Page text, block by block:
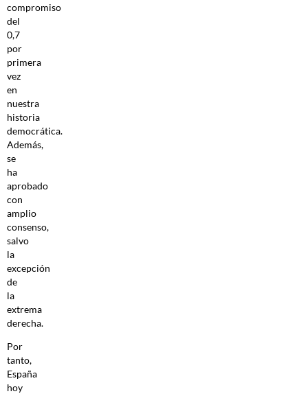
compromiso
del
0,7
por
primera
vez
en
nuestra
historia
democrática.
Además,
se
ha
aprobado
con
amplio
consenso,
salvo
la
excepción
de
la
extrema
derecha.
Por
tanto,
España
hoy